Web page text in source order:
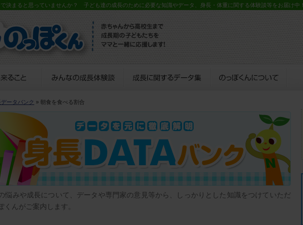
決まると思っていませんか？ 子ども達の成長のために必要な知識やデータ、身長・体重に関する体験談等をお届け中
ータバンク » 朝食を食べる割合
悩みや成長について、データや専門家の意見等から、しっかりとした知識をつけていただ
くんがご案内します。